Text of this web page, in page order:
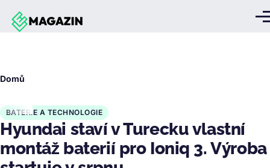
Přejít k hlavnímu obsahu
Domů
BATERIE A TECHNOLOGIE
Hyundai staví v Turecku vlastní
montáž baterií pro Ioniq 3. Výroba